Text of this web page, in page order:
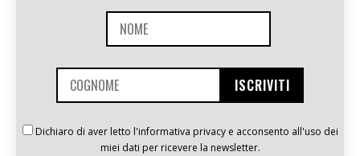
Dichiaro di aver letto l'informativa privacy e acconsento all'uso dei
miei dati per ricevere la newsletter.